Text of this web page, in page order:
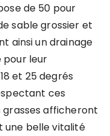
de 50 pour
sable grossier et
ainsi un drainage
pour leur
et 25 degrés
ces
grasses afficheront
une belle vitalité